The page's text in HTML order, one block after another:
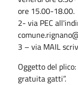
ore 15.00-18.00.
2- via PEC
3 – via MAIL
Oggetto del
gratuita gatti”.